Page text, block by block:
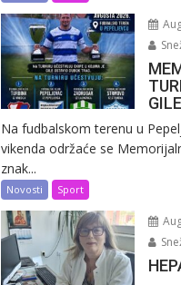
Na fudbalskom terenu u
vikenda održaće se
znak...
Novosti Sport